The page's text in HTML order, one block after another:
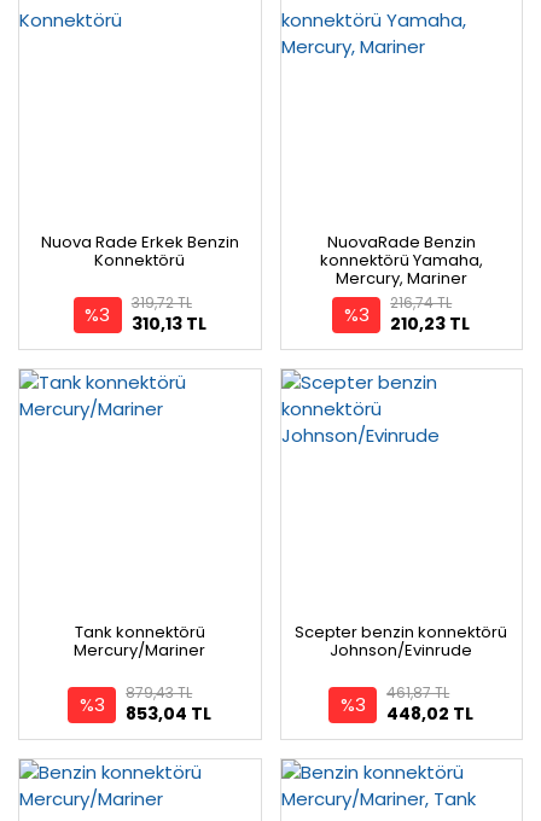
Nuova Rade Erkek Benzin
Konnektörü
%3 310,13 TL
319,72 TL
NuovaRade Benzin
konnektörü Yamaha,
Mercury, Mariner
%3 210,23 TL
216,74 TL
Tank konnektörü
Mercury/Mariner
%3 853,04 TL
879,43 TL
Scepter benzin konnektörü
Johnson/Evinrude
%3 448,02 TL
461,87 TL